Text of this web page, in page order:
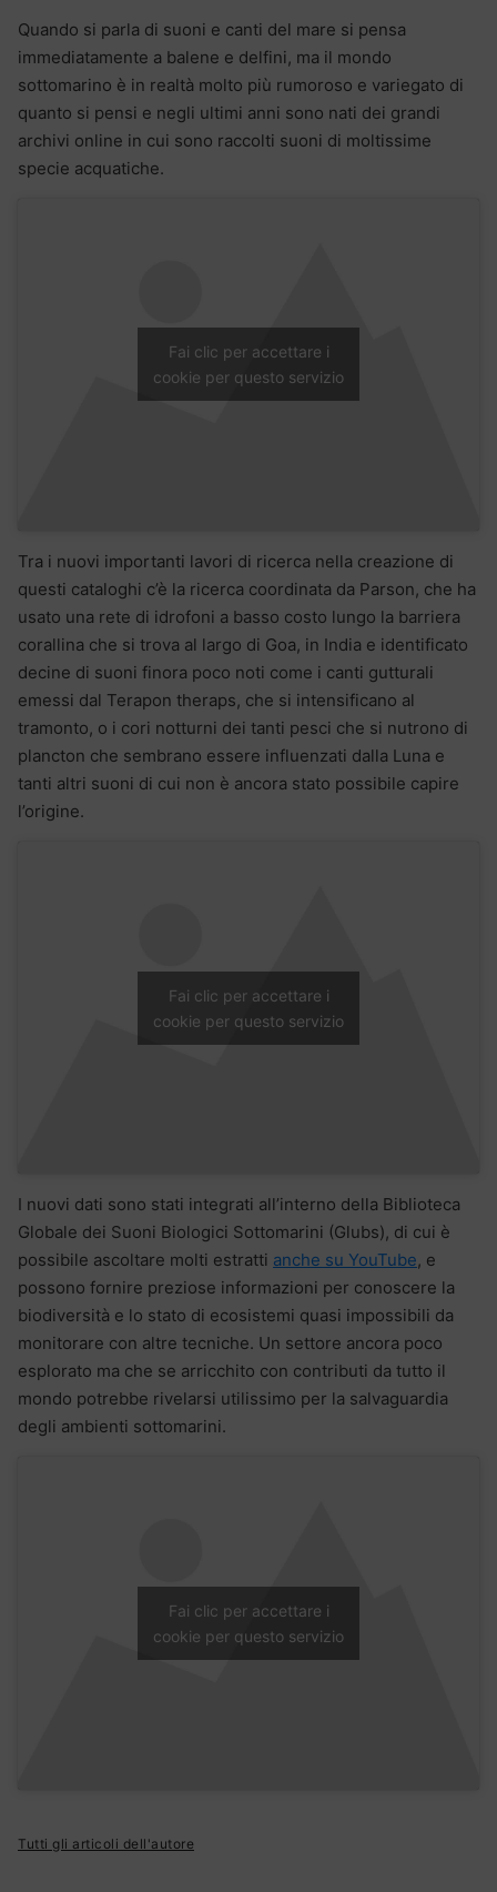
Quando si parla di suoni e canti del mare si pensa
immediatamente a balene e delfini, ma il mondo
sottomarino è in realtà molto più rumoroso e variegato di
quanto si pensi e negli ultimi anni sono nati dei grandi
archivi online in cui sono raccolti suoni di moltissime
specie acquatiche.
Fai clic per accettare i
cookie per questo servizio
Tra i nuovi importanti lavori di ricerca nella creazione di
questi cataloghi c’è la ricerca coordinata da Parson, che ha
usato una rete di idrofoni a basso costo lungo la barriera
corallina che si trova al largo di Goa, in India e identificato
decine di suoni finora poco noti come i canti gutturali
emessi dal Terapon theraps, che si intensificano al
tramonto, o i cori notturni dei tanti pesci che si nutrono di
plancton che sembrano essere influenzati dalla Luna e
tanti altri suoni di cui non è ancora stato possibile capire
l’origine.
Fai clic per accettare i
cookie per questo servizio
I nuovi dati sono stati integrati all’interno della Biblioteca
Globale dei Suoni Biologici Sottomarini (Glubs), di cui è
possibile ascoltare molti estratti anche su YouTube, e
possono fornire preziose informazioni per conoscere la
biodiversità e lo stato di ecosistemi quasi impossibili da
monitorare con altre tecniche. Un settore ancora poco
esplorato ma che se arricchito con contributi da tutto il
mondo potrebbe rivelarsi utilissimo per la salvaguardia
degli ambienti sottomarini.
Fai clic per accettare i
cookie per questo servizio
Tutti gli articoli dell'autore